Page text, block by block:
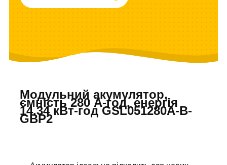
Модульний акумулятор,
ємність 280 A-год, енергія
14.34 кВт-год GSL051280A-B-
GBP2